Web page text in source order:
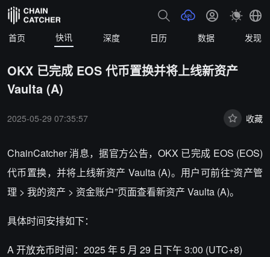
首页 快讯 深度 日历 数据 发现
OKX 已完成 EOS 代币置换并将上线新资产
Vaulta (A)
2025-05-29 07:35:57 收藏
ChainCatcher 消息，据官方公告，OKX 已完成 EOS (EOS)
代币置换，并将上线新资产 Vaulta (A)。用户可前往“资产管
理 > 我的资产 > 资金账户”页面查看新资产 Vaulta (A)。
具体时间安排如下：
A 开放充币时间：2025 年 5 月 29 日下午 3:00 (UTC+8)